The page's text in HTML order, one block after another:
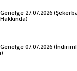
27.07.2026
07.07.2026